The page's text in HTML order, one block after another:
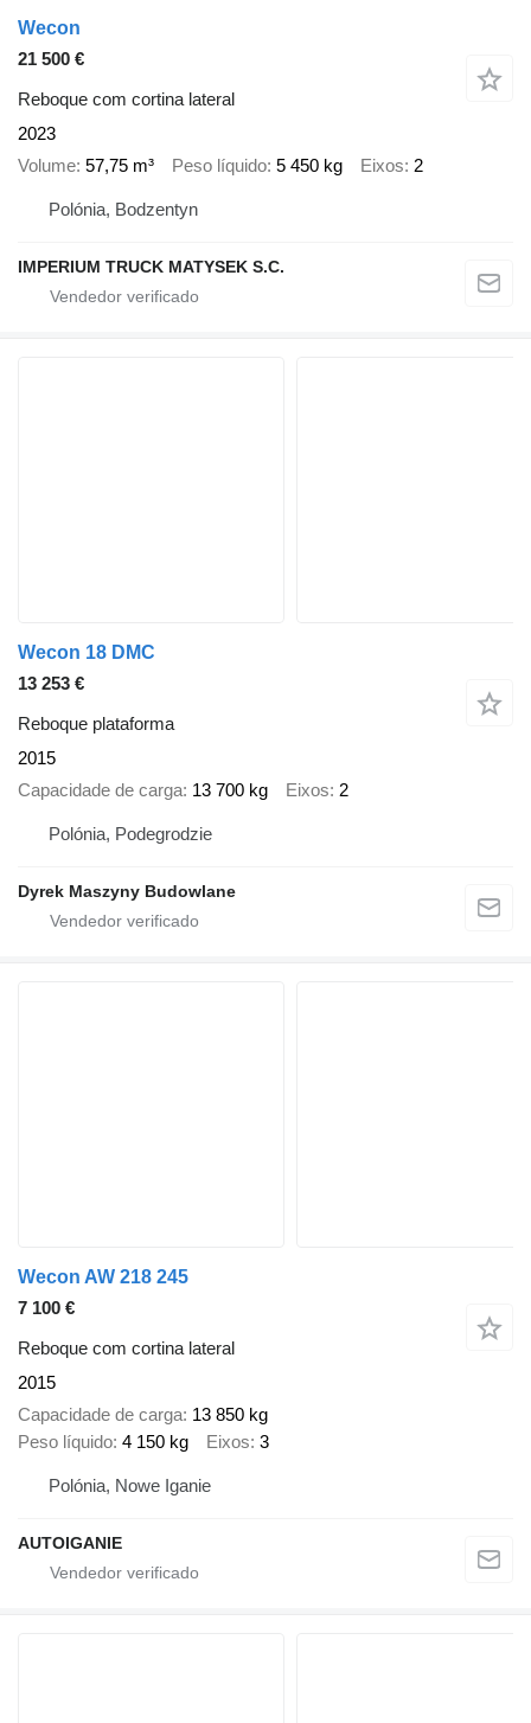
Wecon
21 500 €
Reboque com cortina lateral
2023
Volume 57,75 m³ Peso líquido 5 450 kg Eixos 2
Polónia, Bodzentyn
IMPERIUM TRUCK MATYSEK S.C.
Wecon 18 DMC
13 253 €
Reboque plataforma
2015
Capacidade de carga 13 700 kg Eixos 2
Polónia, Podegrodzie
Dyrek Maszyny Budowlane
Wecon AW 218 245
7 100 €
Reboque com cortina lateral
2015
Capacidade de carga 13 850 kg
Peso líquido 4 150 kg Eixos 3
Polónia, Nowe Iganie
AUTOIGANIE